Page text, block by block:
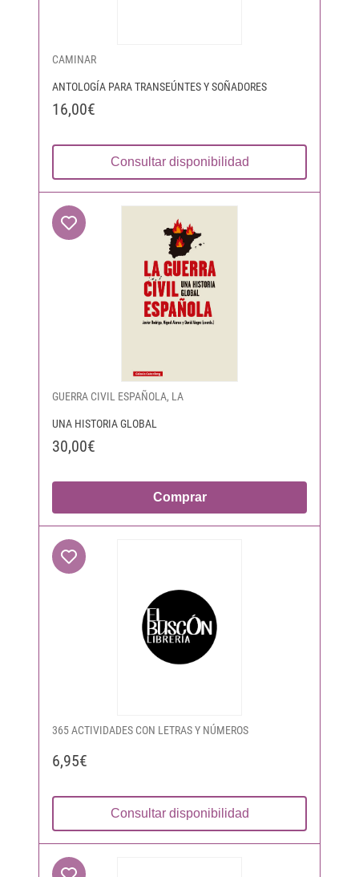
CAMINAR
ANTOLOGÍA PARA TRANSEÚNTES Y SOÑADORES
16,00€
Consultar disponibilidad
GUERRA CIVIL ESPAÑOLA, LA
UNA HISTORIA GLOBAL
30,00€
Comprar
365 ACTIVIDADES CON LETRAS Y NÚMEROS
6,95€
Consultar disponibilidad